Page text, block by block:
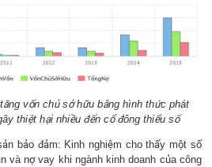
vốn chủ sở hữu bằng hình thức phát
thiệt hại nhiều đến cổ đông thiểu số
bảo đảm: Kinh nghiệm cho thấy một số
và nợ vay khi ngành kinh doanh của công